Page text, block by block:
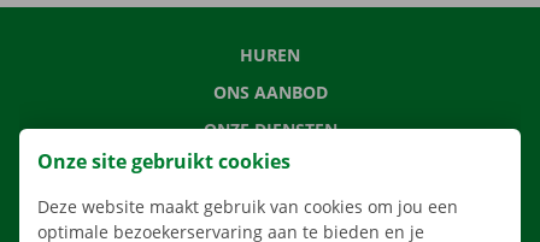
HUREN
ONS AANBOD
ONZE DIENSTEN
LOCATIES
APP
Onze site gebruikt cookies
Deze website maakt gebruik van cookies om jou een
optimale bezoekerservaring aan te bieden en je